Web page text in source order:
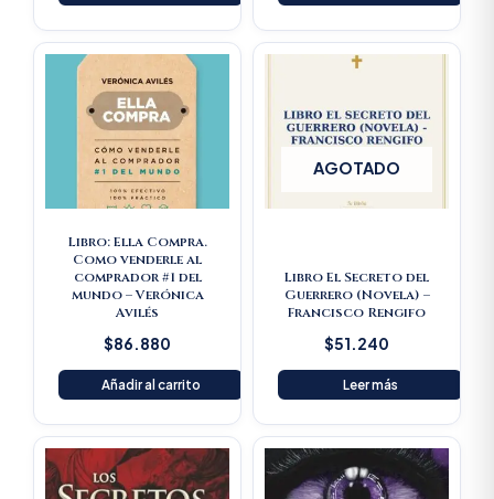
Libro: Ella Compra.
Como venderle al
comprador #1 del
mundo – Verónica
Avilés
$86.880
Añadir al carrito
AGOTADO
Libro El Secreto del
Guerrero (Novela) –
Francisco Rengifo
$51.240
Leer más